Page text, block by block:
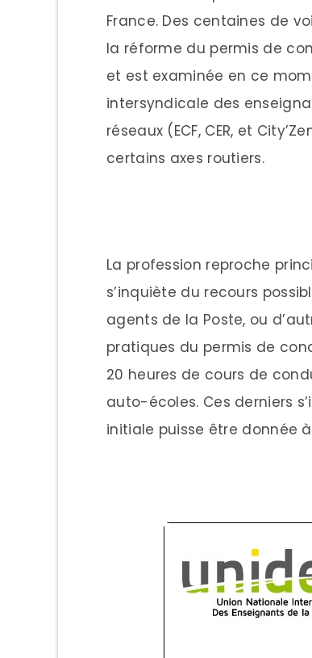
France. Des centaines de
la réforme du permis de
et est examinée en ce
intersyndicale des
réseaux (ECF, CER, et
certains axes routiers.
La profession reproche
s’inquiète du recours
agents de la Poste, ou
pratiques du permis de
20 heures de cours de
auto-écoles. Ces derniers
initiale puisse être donnée